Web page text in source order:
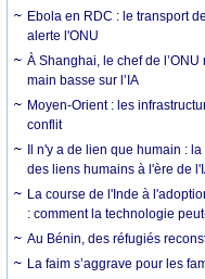
Ebola en RDC : le transport
alerte l'ONU
À Shanghai, le chef de
main basse sur l’IA
Moyen-Orient : les
conflit
Il n'y a de lien que humain :
des liens humains à l'ère de
La course de l'Inde à
: comment la technologie
Au Bénin, des réfugiés
La faim s’aggrave pour les